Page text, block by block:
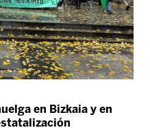
en Bizkaia y en